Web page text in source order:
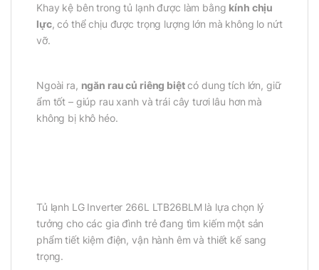
Khay kệ bên trong tủ lạnh được làm bằng kính chịu
lực, có thể chịu được trọng lượng lớn mà không lo nứt
vỡ.
Ngoài ra, ngăn rau củ riêng biệtcó dung tích lớn, giữ
ẩm tốt – giúp rau xanh và trái cây tươi lâu hơn mà
không bị khô héo.
Tủ lạnh LG Inverter 266L LTB26BLM là lựa chọn lý
tưởng cho các gia đình trẻ đang tìm kiếm một sản
phẩm tiết kiệm điện, vận hành êm và thiết kế sang
trọng.